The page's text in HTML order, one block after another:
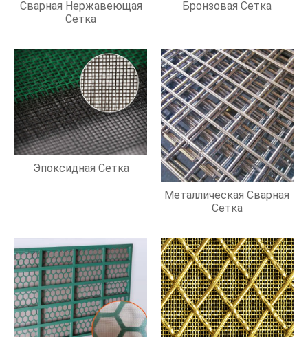
Сварная Нержавеющая
Сетка
Бронзовая Сетка
Эпоксидная Сетка
Металлическая Сварная
Сетка